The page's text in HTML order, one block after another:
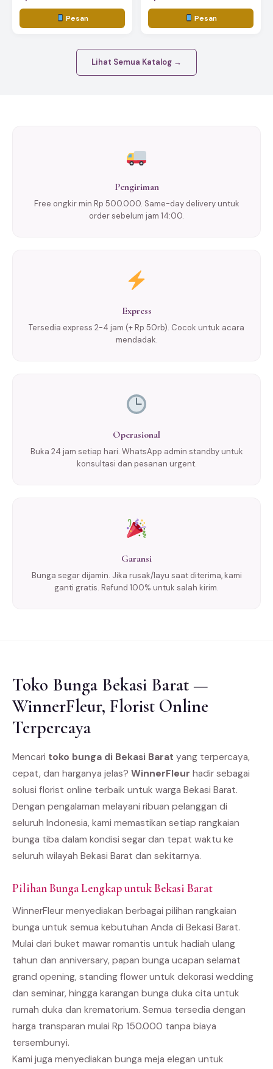
Pesan Pesan
Lihat Semua Katalog →
Pengiriman
Free ongkir min Rp 500.000. Same-day delivery untuk
order sebelum jam 14:00.
Express
Tersedia express 2-4 jam (+ Rp 50rb). Cocok untuk acara
mendadak.
Operasional
Buka 24 jam setiap hari. WhatsApp admin standby untuk
konsultasi dan pesanan urgent.
Garansi
Bunga segar dijamin. Jika rusak/layu saat diterima, kami
ganti gratis. Refund 100% untuk salah kirim.
Toko Bunga Bekasi Barat —
WinnerFleur, Florist Online
Terpercaya
Mencari toko bunga di Bekasi Barat yang terpercaya,
cepat, dan harganya jelas? WinnerFleur hadir sebagai
solusi florist online terbaik untuk warga Bekasi Barat.
Dengan pengalaman melayani ribuan pelanggan di
seluruh Indonesia, kami memastikan setiap rangkaian
bunga tiba dalam kondisi segar dan tepat waktu ke
seluruh wilayah Bekasi Barat dan sekitarnya.
Pilihan Bunga Lengkap untuk Bekasi Barat
WinnerFleur menyediakan berbagai pilihan rangkaian
bunga untuk semua kebutuhan Anda di Bekasi Barat.
Mulai dari buket mawar romantis untuk hadiah ulang
tahun dan anniversary, papan bunga ucapan selamat
grand opening, standing flower untuk dekorasi wedding
dan seminar, hingga karangan bunga duka cita untuk
rumah duka dan krematorium. Semua tersedia dengan
harga transparan mulai Rp 150.000 tanpa biaya
tersembunyi.
Kami juga menyediakan bunga meja elegan untuk